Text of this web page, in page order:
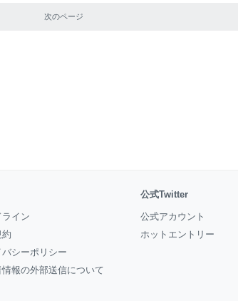
次のページ
ライン
バシーポリシー
報の外部送信について
公式Twitter
公式アカウント
ホットエントリー